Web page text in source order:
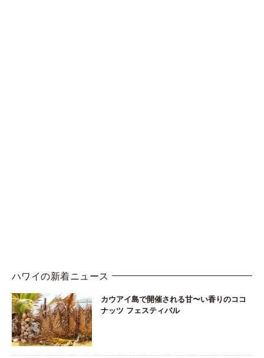
ハワイの新着ニュース
カウアイ島で開催される甘〜い香りのココ
ナッツ フェスティバル